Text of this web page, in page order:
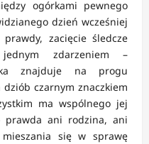
ogórkami pewnego
dzień wcześniej
zacięcie śledcze
zdarzeniem –
znajduje na progu
czarnym znaczkiem
ma wspólnego jej
prawda ani rodzina, ani
się w sprawę